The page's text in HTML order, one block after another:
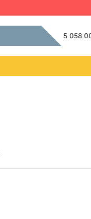
5 058